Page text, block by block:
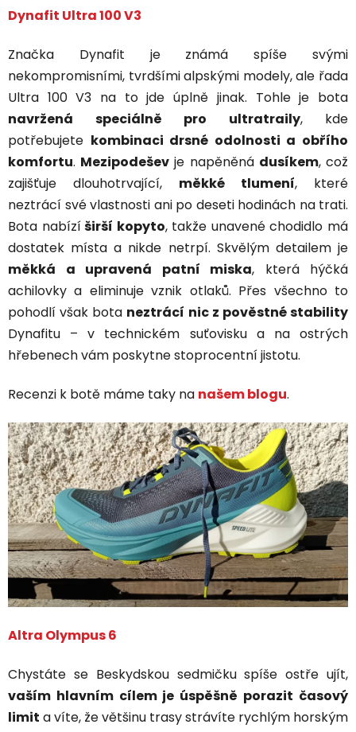
Dynafit Ultra 100 V3
Značka Dynafit je známá spíše svými
nekompromisními, tvrdšími alpskými modely, ale řada
Ultra 100 V3 na to jde úplně jinak. Tohle je bota
navržená speciálně pro ultratraily, kde
potřebujete kombinaci drsné odolnosti a obřího
komfortu. Mezipodešev je napěněná dusíkem, což
zajišťuje dlouhotrvající, měkké tlumení, které
neztrácí své vlastnosti ani po deseti hodinách na trati.
Bota nabízíširší kopyto, takže unavené chodidlo má
dostatek místa a nikde netrpí. Skvělým detailem je
měkká a upravená patní miska, která hýčká
achilovky a eliminuje vznik otlaků. Přes všechno to
pohodlí však bota neztrácí nic z pověstné stability
Dynafitu – v technickém suťovisku a na ostrých
hřebenech vám poskytne stoprocentní jistotu.
Recenzi k botě máme taky na našem blogu.
Altra Olympus 6
Chystáte se Beskydskou sedmičku spíše ostře ujít,
vaším hlavním cílem je úspěšně porazit časový
limit a víte, že většinu trasy strávíte rychlým horským